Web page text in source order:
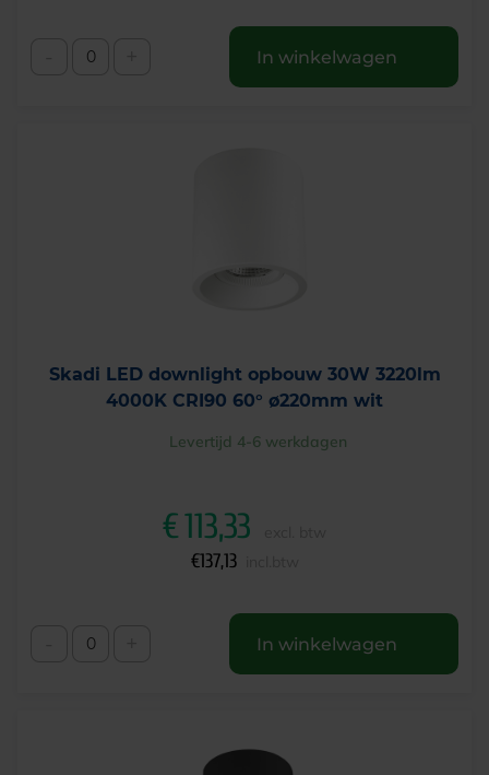
In winkelwagen
Skadi LED downlight opbouw 30W 3220lm
4000K CRI90 60° ø220mm wit
Levertijd 4-6 werkdagen
€113,33
€137,13
In winkelwagen